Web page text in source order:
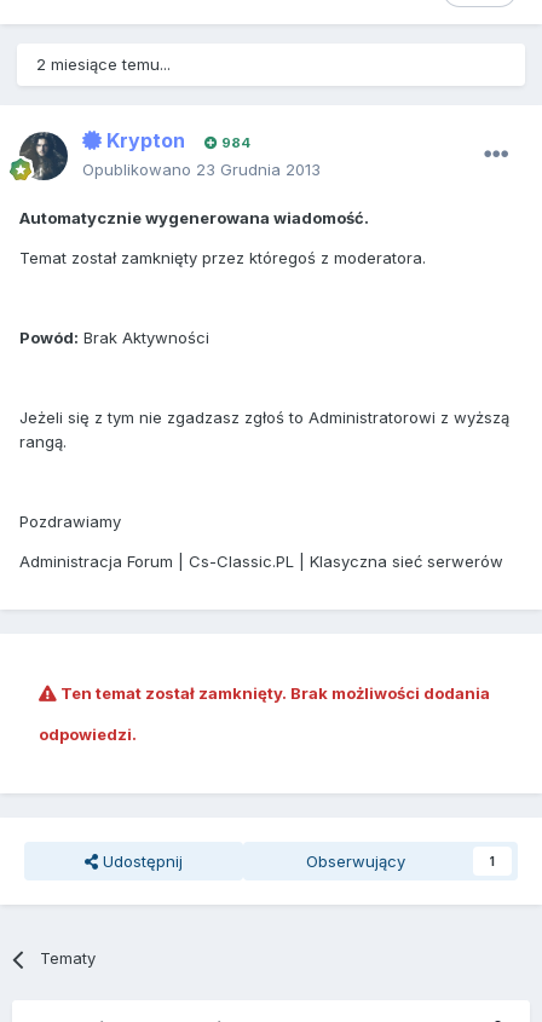
2 miesiące temu...
Krypton 984
Opublikowano 23 Grudnia 2013
Automatycznie wygenerowana wiadomość.
Temat został zamknięty przez któregoś z moderatora.
Powód: Brak Aktywności
Jeżeli się z tym nie zgadzasz zgłoś to Administratorowi z wyższą
rangą.
Pozdrawiamy
Administracja Forum | Cs-Classic.PL | Klasyczna sieć serwerów
Ten temat został zamknięty. Brak możliwości dodania
odpowiedzi.
Udostępnij Obserwujący 1
Tematy